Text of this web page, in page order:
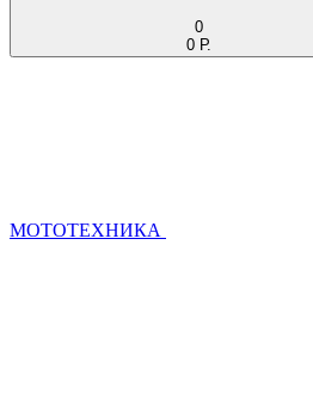
0
0 Р.
МОТОТЕХНИКА